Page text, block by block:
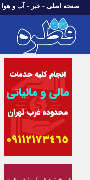
صفحه اصلی - خبر - آب و هوا